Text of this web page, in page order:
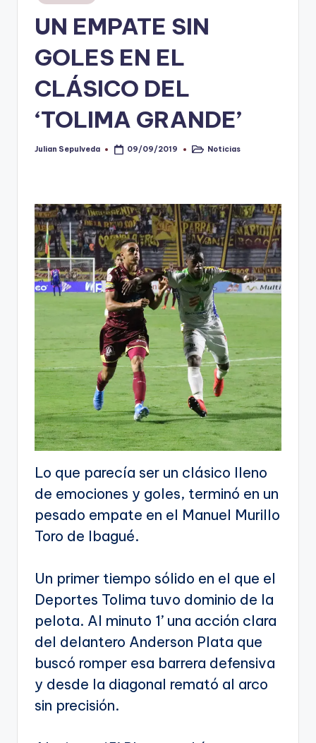
V
ti
en
UN EMPATE SIN
GOLES EN EL
CLÁSICO DEL
‘TOLIMA GRANDE’
Publicado
Julian Sepulveda 09/09/2019
Publicado
Noticias
Lo que parecía ser un clásico lleno
de emociones y goles, terminó en un
pesado empate en el Manuel Murillo
Toro de Ibagué.
Un primer tiempo sólido en el que el
Deportes Tolima tuvo dominio de la
pelota. Al minuto 1’ una acción clara
del delantero Anderson Plata que
buscó romper esa barrera defensiva
y desde la diagonal remató al arco
sin precisión.